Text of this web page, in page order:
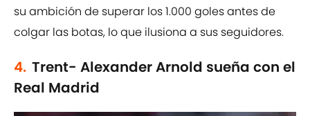
su ambición de superar los 1.000 goles antes de
colgar las botas, lo que ilusiona a sus seguidores.
4. Trent- Alexander Arnold sueña con el
Real Madrid